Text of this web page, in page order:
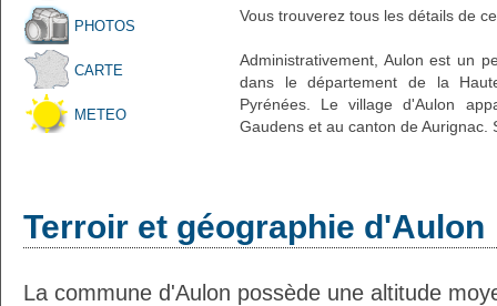
PHOTOS
CARTE
METEO
Vous trouverez tous les détails de
Administrativement, Aulon est un
dans le département de la
Pyrénées. Le village d'Aulon
Gaudens et au canton de Aurignac.
Terroir et géographie d'Aulon
La commune d'Aulon possède une altitude